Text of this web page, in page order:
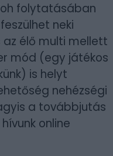
folytatásában
neki
az élő multi mellett
mód (egy játékos
is helyt
nehézségi
a továbbjutás
online